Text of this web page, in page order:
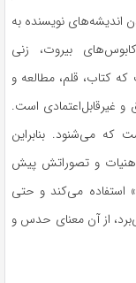
اندیشه‌های نویسنده به
بیروت، زنی
که کتاب، قلم، مطالعه و
و غیرقابل‌اعتمادی است.
که می‌شنود. بنابراین
ذهنیات و تصوراتش پیش
استفاده می‌کند و حتی
از آن معنای حدس و